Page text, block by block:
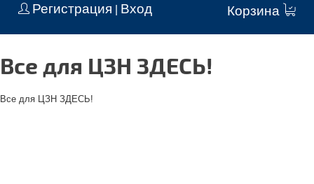
Регистрация Вход Корзина
Все для ЦЗН ЗДЕСЬ!
Все для ЦЗН ЗДЕСЬ!